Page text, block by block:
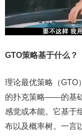
GTO策略基于什么？
理论最优策略（
的扑克策略——的基
感觉或本能。它基于
布以及概率树。一言